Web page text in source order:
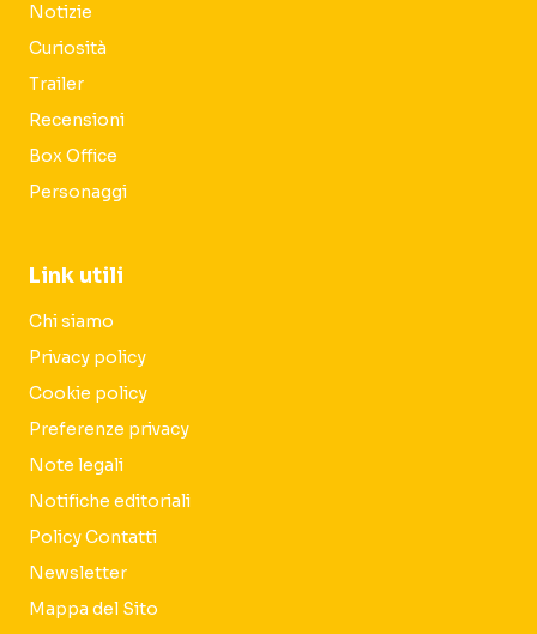
Notizie
Curiosità
Trailer
Recensioni
Box Office
Personaggi
Link utili
Chi siamo
Privacy policy
Cookie policy
Preferenze privacy
Note legali
Notifiche editoriali
Policy Contatti
Newsletter
Mappa del Sito